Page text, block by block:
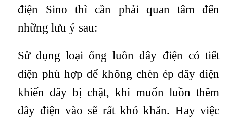
điện Sino thì cần phải quan tâm đến
những lưu ý sau:
Sử dụng loại ống luồn dây điện có tiết
diện phù hợp để không chèn ép dây điện
khiến dây bị chặt, khi muốn luồn thêm
dây điện vào sẽ rất khó khăn. Hay việc